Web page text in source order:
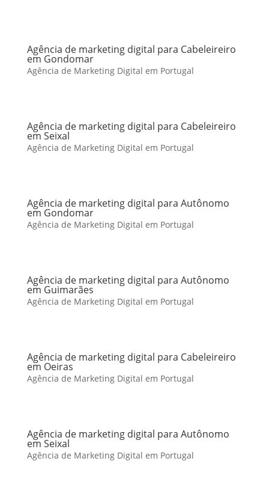
Agência de marketing digital para Cabeleireiro
em Gondomar
Agência de Marketing Digital em Portugal
Agência de marketing digital para Cabeleireiro
em Seixal
Agência de Marketing Digital em Portugal
Agência de marketing digital para Autônomo
em Gondomar
Agência de Marketing Digital em Portugal
Agência de marketing digital para Autônomo
em Guimarães
Agência de Marketing Digital em Portugal
Agência de marketing digital para Cabeleireiro
em Oeiras
Agência de Marketing Digital em Portugal
Agência de marketing digital para Autônomo
em Seixal
Agência de Marketing Digital em Portugal